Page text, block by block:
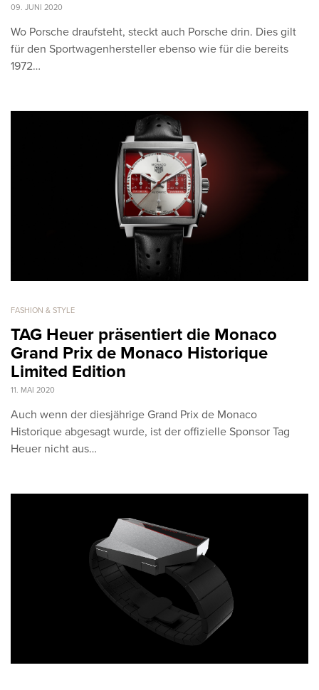
09. JUNI 2020
Wo Porsche draufsteht, steckt auch Porsche drin. Dies gilt
für den Sportwagenhersteller ebenso wie für die bereits
1972…
FASHION & STYLE
TAG Heuer präsentiert die Monaco
Grand Prix de Monaco Historique
Limited Edition
11. MAI 2020
Auch wenn der diesjährige Grand Prix de Monaco
Historique abgesagt wurde, ist der offizielle Sponsor Tag
Heuer nicht aus…